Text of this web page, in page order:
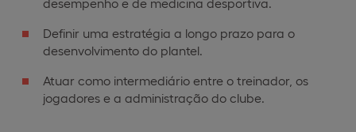
Definir uma estratégia a longo prazo para o
desenvolvimento do plantel.
Atuar como intermediário entre o treinador, os
jogadores e a administração do clube.